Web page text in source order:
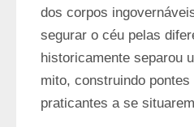
dos corpos
segurar o céu pelas
historicamente separou
mito, construindo
praticantes a se